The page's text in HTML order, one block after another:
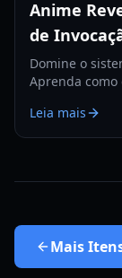
Anime
de
Domine o
Aprenda como
2026.
Leia mais
Mais